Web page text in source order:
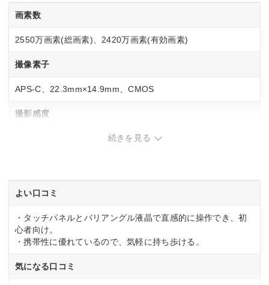
画素数
2550万画素(総画素)、2420万画素(有効画素)
撮像素子
APS-C、22.3mm×14.9mm、CMOS
撮影感度
標準：ISO100～32000、拡張：ISO51200
最大4503ポジション
連写撮影
電子シャッター時：最高約15コマ/秒、電子先幕時：最高約12
コマ/秒
重量
続きを見る
よい口コミ
・タッチパネルとバリアングル液晶で直感的に操作でき、初
心者向け。
・携帯性に優れているので、気軽に持ち歩ける。
気になる口コミ